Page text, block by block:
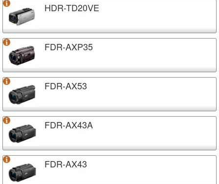
HDR-TD20VE
FDR-AXP35
FDR-AX53
FDR-AX43A
FDR-AX43